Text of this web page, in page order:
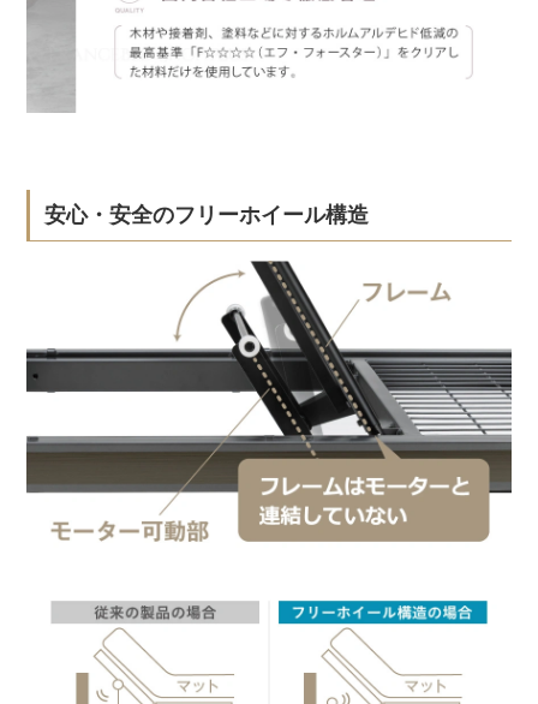
安心・安全のフリーホイール構造